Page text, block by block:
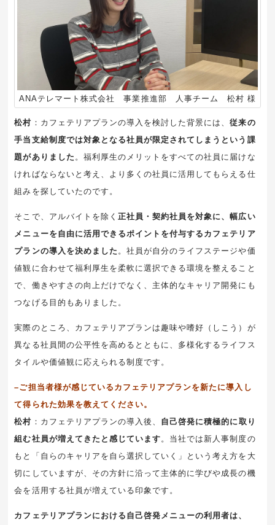
ANAテレマート株式会社 事業推進部 人事チーム 松村 様
松村 ：カフェテリアプランの導入を検討した背景には、従来の
手当支給制度では対象となる社員が限定されてしまうという課
題がありました 。福利厚生のメリットをすべての社員に届けな
ければならないと考え、より多くの社員に活用してもらえる仕
組みを探していたのです。
そこで、アルバイトを除く 正社員・契約社員を対象に、幅広い
メニューを自由に活用できるポイントを付与するカフェテリア
プランの導入を決めました 。社員が自分のライフステージや価
値観に合わせて福利厚生を柔軟に選択できる環境を整えること
で、働きやすさの向上だけでなく、主体的なキャリア開発にも
つなげる目的もありました。
実際のところ、カフェテリアプランは趣味や嗜好（しこう）が
異なる社員間の公平性を高めるとともに、多様化するライフス
タイルや価値観に応えられる制度です。
–ご担当者様が感じているカフェテリアプランを新たに導入し
て得られた効果を教えてください。
松村 ：カフェテリアプランの導入後、 自己啓発に積極的に取り
組む社員が増えてきたと感じています。当社では新人事制度の
もと「自らのキャリアを自ら選択していく」という考え方を大
切にしていますが、その方針に沿って主体的に学びや成長の機
会を活用する社員が増えている印象です。
カフェテリアプランにおける自己啓発メニューの利用者は、